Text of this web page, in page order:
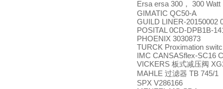
Ersa ersa 300 ， 300 Watt
GIMATIC QC50-A
GUILD LINER-20150002
POSITAL 0CD-DPB1B-
PHOENIX 3030873
TURCK Proximation
IMC CANSASflex-SC16
VICKERS 板式减压阀
MAHLE 过滤器 TB 745/1
SPX V286166